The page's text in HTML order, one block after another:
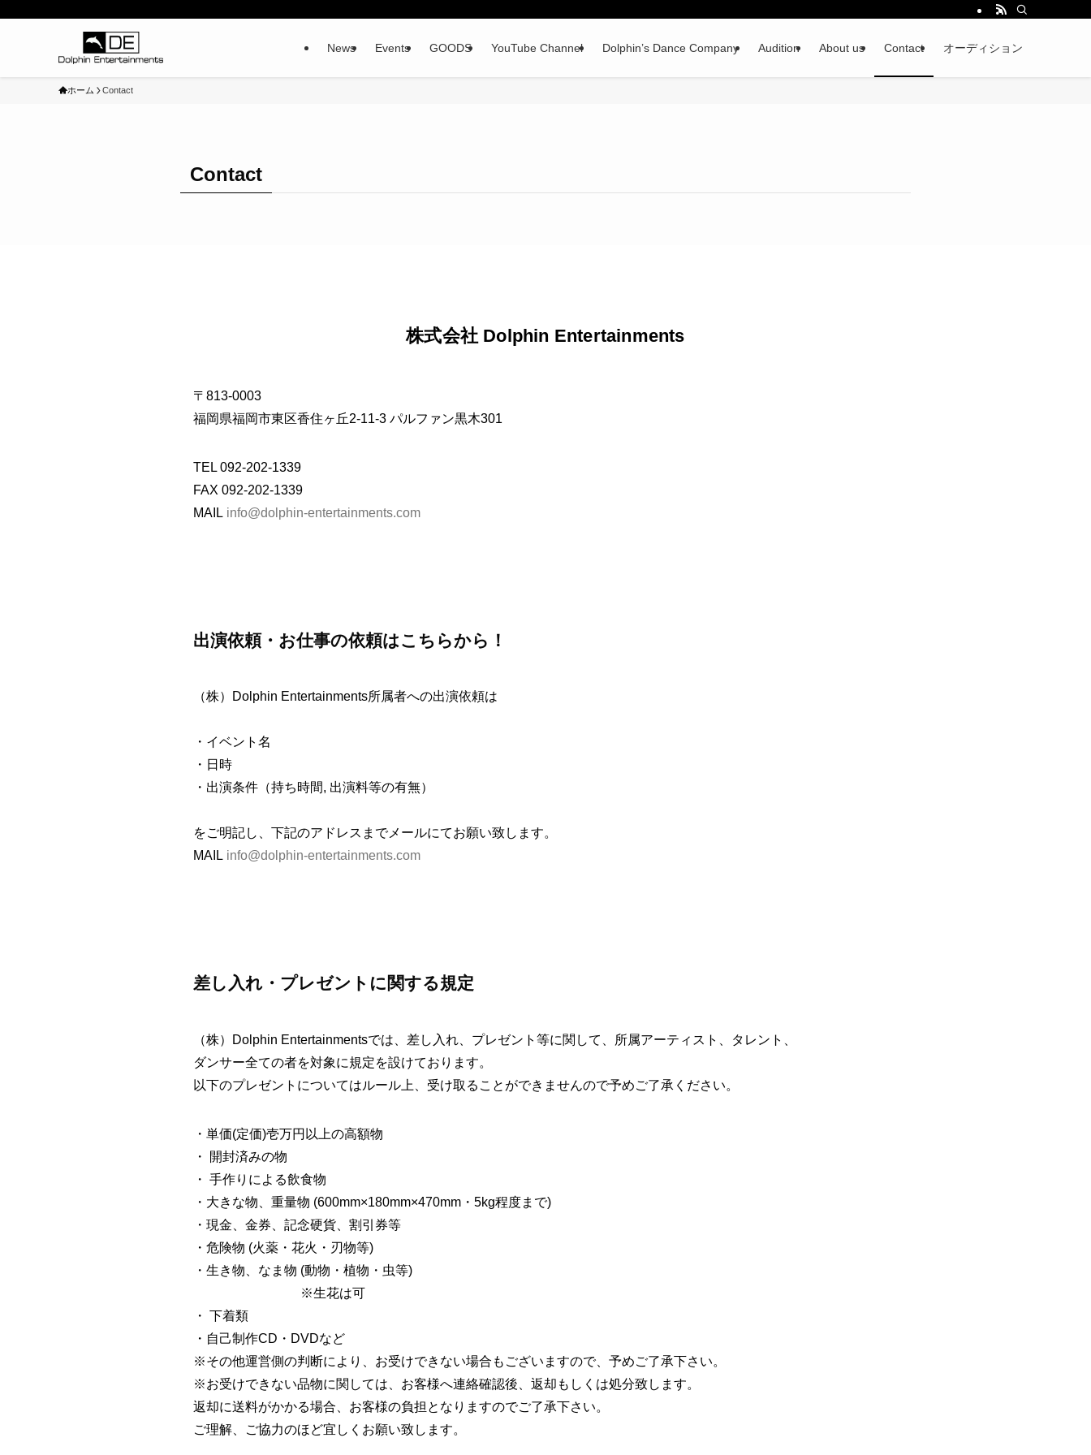
News Events GOODS YouTube Channel Dolphin’s Dance Company Audition About us Contact オーディション
ホーム Contact
Contact
株式会社 Dolphin Entertainments
〒813-0003
福岡県福岡市東区香住ヶ丘2-11-3 パルファン黒木301
TEL 092-202-1339
FAX 092-202-1339
MAIL info@dolphin-entertainments.com
出演依頼・お仕事の依頼はこちらから！
（株）Dolphin Entertainments所属者への出演依頼は
・イベント名
・日時
・出演条件（持ち時間, 出演料等の有無）
をご明記し、下記のアドレスまでメールにてお願い致します。
MAIL info@dolphin-entertainments.com
差し入れ・プレゼントに関する規定
（株）Dolphin Entertainmentsでは、差し入れ、プレゼント等に関して、所属アーティスト、タレント、
ダンサー全ての者を対象に規定を設けております。
以下のプレゼントについてはルール上、受け取ることができませんので予めご了承ください。
・単価(定価)壱万円以上の高額物
・ 開封済みの物
・ 手作りによる飲食物
・大きな物、重量物 (600mm×180mm×470mm・5kg程度まで)
・現金、金券、記念硬貨、割引券等
・危険物 (火薬・花火・刃物等)
・生き物、なま物 (動物・植物・虫等)
※生花は可
・ 下着類
・自己制作CD・DVDなど
※その他運営側の判断により、お受けできない場合もございますので、予めご了承下さい。
※お受けできない品物に関しては、お客様へ連絡確認後、返却もしくは処分致します。
返却に送料がかかる場合、お客様の負担となりますのでご了承下さい。
ご理解、ご協力のほど宜しくお願い致します。